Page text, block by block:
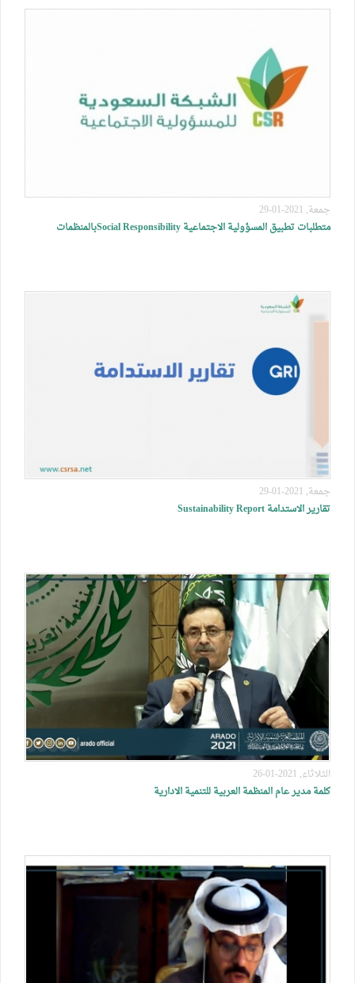
جمعة, 2021-01-29
متطلبات تطبيق المسؤولية الاجتماعية Social Responsibilityبالمنظمات
جمعة, 2021-01-29
تقارير الاستدامة Sustainability Report
الثلاثاء, 2021-01-26
كلمة مدير عام المنظمة العربية للتنمية الادارية